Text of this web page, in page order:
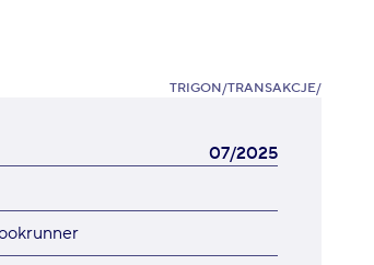
TRIGON/TRANSAKCJE/
07/2025